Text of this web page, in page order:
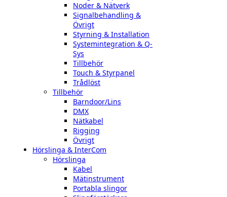
Noder & Nätverk
Signalbehandling &
Övrigt
Styrning & Installation
Systemintegration & Q-
Sys
Tillbehör
Touch & Styrpanel
Trådlöst
Tillbehör
Barndoor/Lins
DMX
Nätkabel
Rigging
Övrigt
Hörslinga & InterCom
Hörslinga
Kabel
Mätinstrument
Portabla slingor